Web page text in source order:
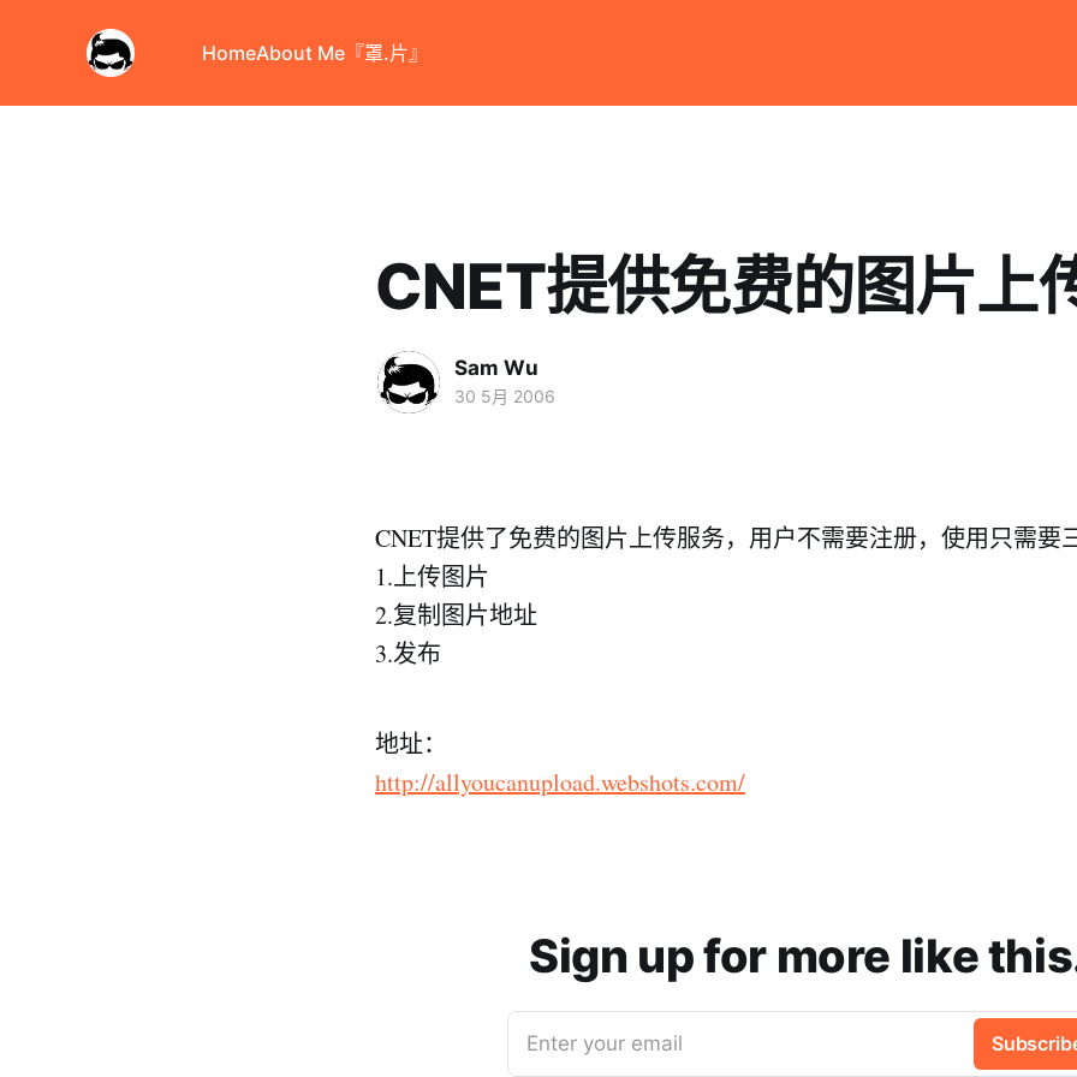
HomeAbout Me 『罩.片』
CNET提供免费的图片上
Sam Wu
30 5月 2006
CNET提供了免费的图片上传服务，用户不需要注册，使用只需要
1.上传图片
2.复制图片地址
3.发布
地址：
http://allyoucanupload.webshots.com/
Sign up for more like
Enter your email